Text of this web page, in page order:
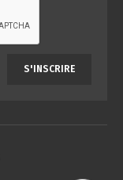
S'INSCRIRE